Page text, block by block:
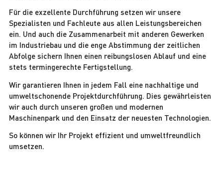
Für die exzellente Durchführung setzen wir unsere
Spezialisten und Fachleute aus allen Leistungsbereichen
ein. Und auch die Zusammenarbeit mit anderen Gewerken
im Industriebau und die enge Abstimmung der zeitlichen
Abfolge sichern Ihnen einen reibungslosen Ablauf und eine
stets termingerechte Fertigstellung.
Wir garantieren Ihnen in jedem Fall eine nachhaltige und
umweltschonende Projektdurchführung. Dies gewährleisten
wir auch durch unseren großen und modernen
Maschinenpark und den Einsatz der neuesten Technologien.
So können wir Ihr Projekt effizient und umweltfreundlich
umsetzen.